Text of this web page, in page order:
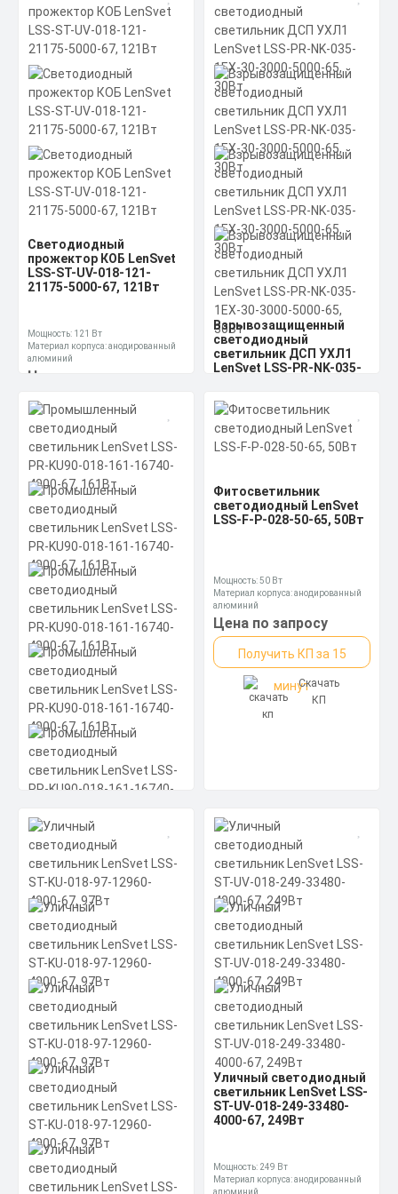
светодиодный
светильник LenSvet LSS-
PR-KU90-018-97-12961-
4000-67, 97Вт
Мощность: 97 Вт
Материал корпуса: анодированный
Производитель источника питания:
Аргос-Трейд (производство Россия)
Цена по запросу
Получить КП за 15
минутСкачать
КП
светильник LenSvet LSS-
ST-KU90-018-125-16740-
4000-67, 125Вт
Мощность: 125 Вт
Материал корпуса: анодированный
Производитель источника питания:
Аргос-Трейд (производство Россия)
Цена по запросу
Получить КП за 15
минутСкачать
КП
Светодиодный
прожектор КОБ LenSvet
LSS-ST-UV-018-121-
21175-5000-67, 121Вт
Мощность: 121 Вт
Материал корпуса: анодированный
алюминий
Производитель источника питания:
Цена по запросу
Получить КП за 15
минутСкачать
КП
Взрывозащищенный
светодиодный
светильник ДСП УХЛ1
LenSvet LSS-PR-NK-035-
Мощность: 30 Вт
Материал корпуса: алюминиевый
Световой поток: 3000 лм
Цена по запросу
Получить КП за 15
минутСкачать
Промышленный
светодиодный
светильник LenSvet LSS-
PR-KU90-018-161-16740-
4000-67, 161Вт
Мощность: 161 Вт
Материал корпуса: анодированный
Производитель источника питания:
Аргос-Трейд (производство Россия)
Цена по запросу
Получить КП за 15
минутСкачать
КП
Фитосветильник
светодиодный LenSvet
LSS-F-P-028-50-65, 50Вт
Мощность: 50 Вт
Материал корпуса: анодированный
алюминий
Размеры без упаковки: 150х205х100
мм
Цена по запросу
Получить КП за 15
минутСкачать
КП
Уличный светодиодный
светильник LenSvet LSS-
ST-UV-018-249-33480-
4000-67, 249Вт
Мощность: 249 Вт
Материал корпуса: анодированный
алюминий